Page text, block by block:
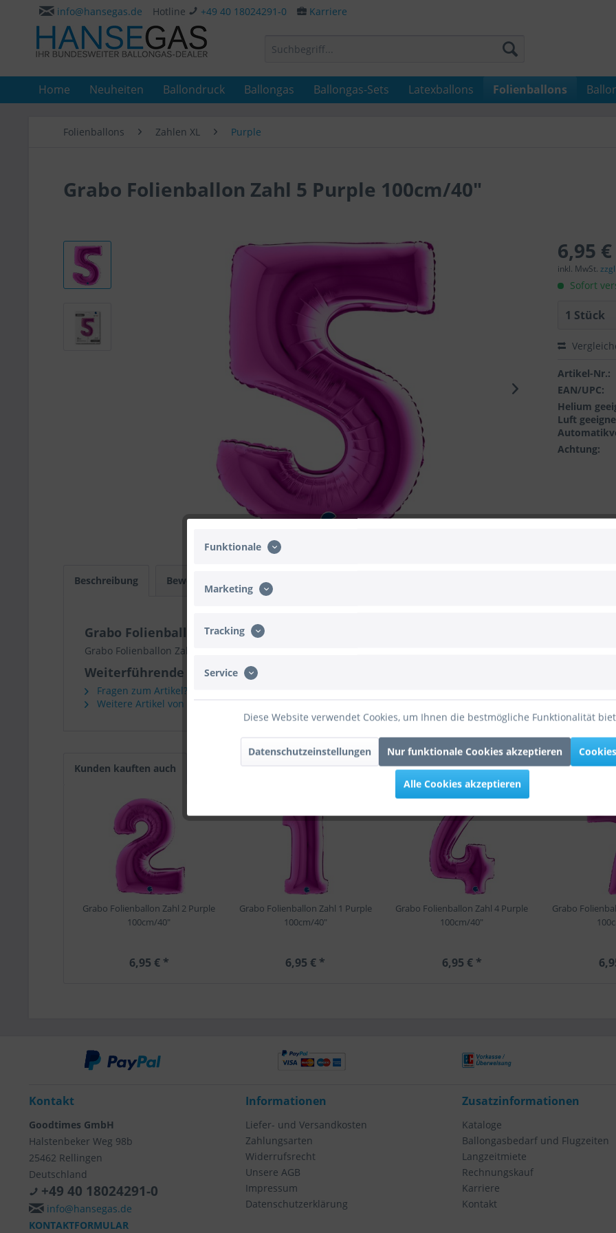
info@hansegas.de Hotline +49 40 18024291-0 Karriere
Home Neuheiten Ballondruck Ballongas Ballongas-Sets Latexballons Folienballons
Folienballons Zahlen XL Purple
Grabo Folienballon Zahl 5 Purple 100cm/40"
6,95
inkl. MwSt.
Sofort
Artikel-Nr.:
EAN/UPC:
Helium
Luft
Achtung:
Beschreibung Bewertungen
Grabo Folienballon Zahl 5 Purple 100cm/40"
Grabo Folienballon Zahl 5 Purple 100cm/40"
Weiterführende Links zu "Grabo Folienballon Zahl 5 Purple 100cm/40""
Fragen zum Artikel?
Weitere Artikel von Grabo
Kunden kauften auch
Grabo Folienballon Zahl 2 Purple
100cm/40"
6,95 € *
Grabo Folienballon Zahl 1 Purple
100cm/40"
6,95 € *
Grabo Folienballon Zahl 4 Purple
100cm/40"
6,95 € *
Grabo
Kontakt
Goodtimes GmbH
Halstenbeker Weg 98b
25462 Rellingen
Deutschland
+49 40 18024291-0
info@hansegas.de
KONTAKTFORMULAR
Informationen
Liefer- und Versandkosten
Zahlungsarten
Widerrufsrecht
Unsere AGB
Impressum
Datenschutzerklärung
Zusatzinformationen
Kataloge
Ballongasbedarf und Flugzeiten
Langzeitmiete
Rechnungskauf
Karriere
Kontakt
Funktionale
Marketing
Tracking
Service
Diese Website verwendet Cookies, um Ihnen die bestmögliche Funktionalität
Datenschutzeinstellungen Nur funktionale Cookies akzeptieren
Alle Cookies akzeptieren